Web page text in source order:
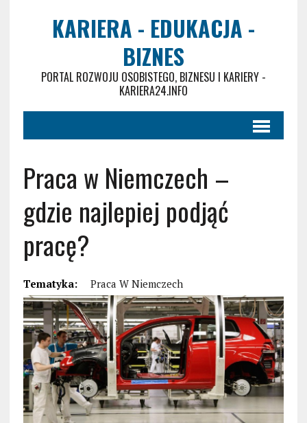
KARIERA - EDUKACJA -
BIZNES
PORTAL ROZWOJU OSOBISTEGO, BIZNESU I KARIERY -
KARIERA24.INFO
Praca w Niemczech –
gdzie najlepiej podjąć
pracę?
Tematyka: Praca W Niemczech